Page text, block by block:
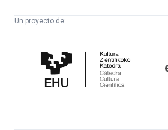
Un proyecto de:
Cultura
Científica